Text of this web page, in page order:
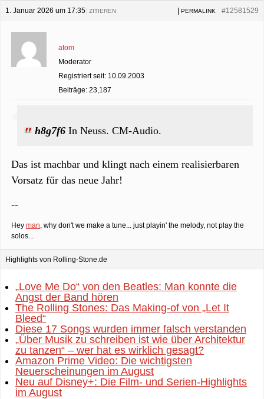
1. Januar 2026 um 17:35 #12581529
PERMALINK
ZITIEREN
atom
Moderator
Registriert seit: 10.09.2003
Beiträge: 23,187
h8g7f6 In Neuss. CM-Audio.
Das ist machbar und klingt nach einem realisierbaren
Vorsatz für das neue Jahr!
--
Hey man, why don't we make a tune... just playin' the melody, not play the
solos...
Highlights von Rolling-Stone.de
„Love Me Do“ von den Beatles: Man konnte die
Angst der Band hören
The Rolling Stones: Das Making-of von „Let It
Bleed“
Diese 17 Songs wurden immer falsch verstanden
„Über Musik zu schreiben ist wie über Architektur
zu tanzen“ – wer hat es wirklich gesagt?
Amazon Prime Video: Die wichtigsten
Neuerscheinungen im August
Neu auf Disney+: Die Film- und Serien-Highlights
im August